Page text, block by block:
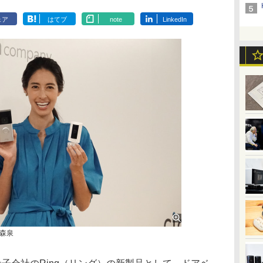
ア はてブ note LinkedIn
泉